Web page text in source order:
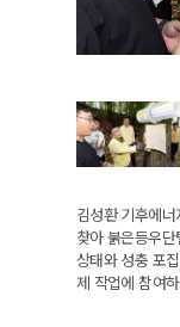
김성환 기후에
찾아 붉은등우
상태와 성충 포
제 작업에 참여